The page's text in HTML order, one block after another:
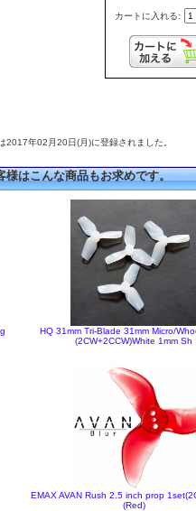
カートに入れる:
2017年02月20日(月)に登録されました。
様はこんな商品もお求めです。
HQ 31mm Tri-Blade 31mm Micro/
(2CW+2CCW)White 1mm Sh
EMAX AVAN Rush 2.5 inch prop
(Red)